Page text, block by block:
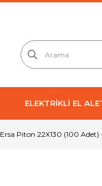
ELEKTRİKLİ EL
Ersa Piton 22X130 (100 Adet)